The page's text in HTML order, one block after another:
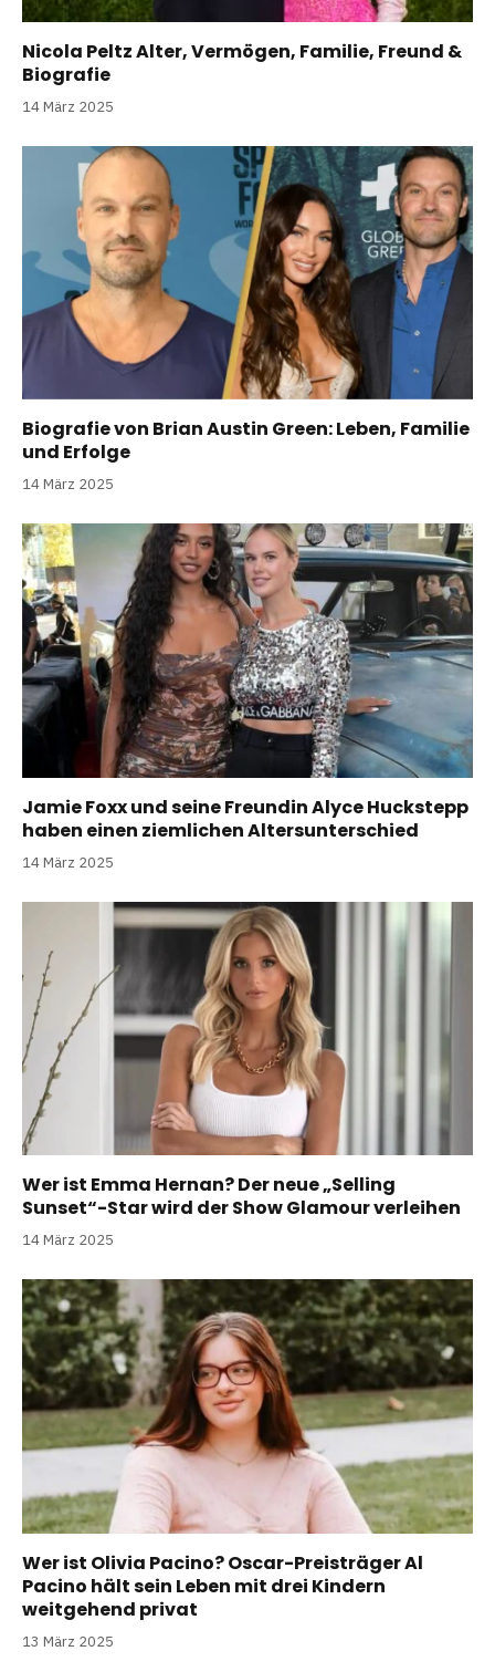
Nicola Peltz Alter, Vermögen, Familie, Freund &
Biografie
14 März 2025
Biografie von Brian Austin Green: Leben, Familie
und Erfolge
14 März 2025
Jamie Foxx und seine Freundin Alyce Huckstepp
haben einen ziemlichen Altersunterschied
14 März 2025
Wer ist Emma Hernan? Der neue „Selling
Sunset“-Star wird der Show Glamour verleihen
14 März 2025
Wer ist Olivia Pacino? Oscar-Preisträger Al
Pacino hält sein Leben mit drei Kindern
weitgehend privat
13 März 2025